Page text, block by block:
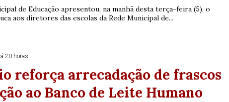
de Educação apresentou, na manhã desta terça-feira (5), o
aos diretores das escolas da Rede Municipal de...
20 horas
reforça arrecadação de frascos
ao Banco de Leite Humano